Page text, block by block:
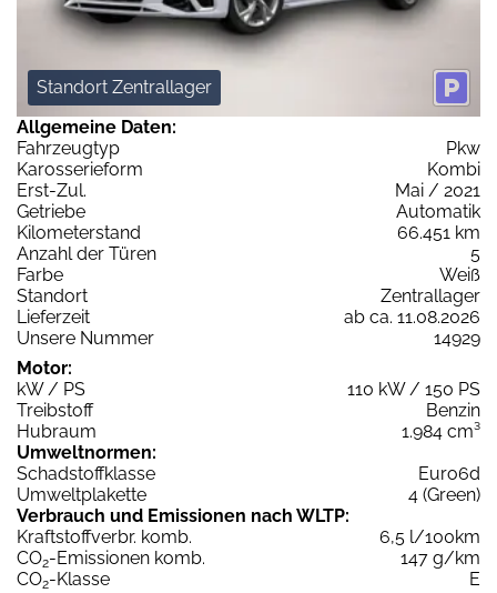
Standort Zentrallager
Allgemeine Daten:
Fahrzeugtyp
Pkw
Karosserieform
Kombi
Erst-Zul.
Mai / 2021
Getriebe
Automatik
Kilometerstand
66.451 km
Anzahl der Türen
5
Farbe
Weiß
Standort
Zentrallager
Lieferzeit
ab ca. 11.08.2026
Unsere Nummer
14929
Motor:
kW / PS
110 kW / 150 PS
Treibstoff
Benzin
Hubraum
1.984 cm³
Umweltnormen:
Schadstoffklasse
Euro6d
Umweltplakette
4 (Green)
Verbrauch und Emissionen nach WLTP:
Kraftstoffverbr. komb.
6,5 l/100km
CO2-Emissionen komb.
147 g/km
CO2-Klasse
E